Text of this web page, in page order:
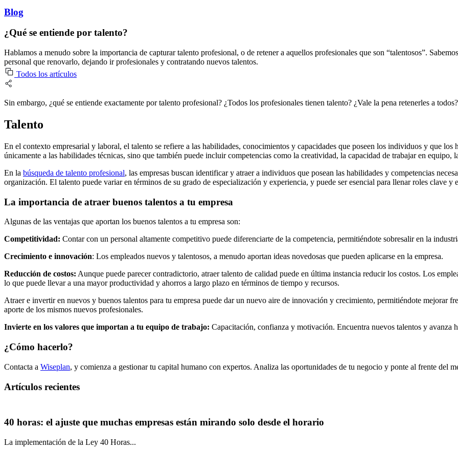
Blog
¿Qué se entiende por talento?
Hablamos a menudo sobre la importancia de capturar talento profesional, o de retener a aquellos profesionales que son “talentosos”.
personal que renovarlo, dejando ir profesionales y contratando nuevos talentos.
Todos los artículos
Sin embargo, ¿qué se entiende exactamente por talento profesional? ¿Todos los profesionales tienen talento? ¿Vale la pena retenerles a todos?
Talento
En el contexto empresarial y laboral, el talento se refiere a las habilidades, conocimientos y capacidades que poseen los individuos y que los
únicamente a las habilidades técnicas, sino que también puede incluir competencias como la creatividad, la capacidad de trabajar en
En la búsqueda de talento profesional, las empresas buscan identificar y atraer a individuos que posean las habilidades y competencias
organización. El talento puede variar en términos de su grado de especialización y experiencia, y puede ser esencial para llenar roles clave y
La importancia de atraer buenos talentos a tu empresa
Algunas de las ventajas que aportan los buenos talentos a tu empresa son:
Competitividad: Contar con un personal altamente competitivo puede diferenciarte de la competencia, permitiéndote sobresalir en la
Crecimiento e innovación: Los empleados nuevos y talentosos, a menudo aportan ideas novedosas que pueden aplicarse en la empresa.
Reducción de costos: Aunque puede parecer contradictorio, atraer talento de calidad puede en última instancia reducir los costos. Los
lo que puede llevar a una mayor productividad y ahorros a largo plazo en términos de tiempo y recursos.
Atraer e invertir en nuevos y buenos talentos para tu empresa puede dar un nuevo aire de innovación y crecimiento, permitiéndote mejorar
aporte de los mismos nuevos profesionales.
Invierte en los valores que importan a tu equipo de trabajo: Capacitación, confianza y motivación. Encuentra nuevos talentos y avanza
¿Cómo hacerlo?
Contacta a Wiseplan, y comienza a gestionar tu capital humano con expertos. Analiza las oportunidades de tu negocio y ponte al frente del
Artículos recientes
40 horas: el ajuste que muchas empresas están mirando solo desde el horario
La implementación de la Ley 40 Horas...